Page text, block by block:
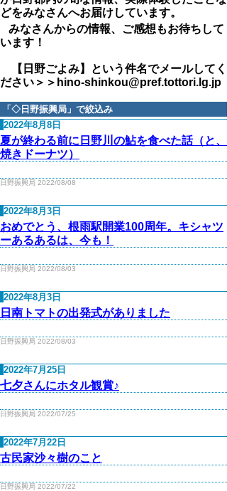
どをみなさんへお届けしています。
みなさんからの情報、ご感想もお待ちして
います！
【日野ごよみ】という件名でメールしてく
ださい＞＞hino-shinkou@pref.tottori.lg.jp
「◇日野振興局 」で絞込み
2022年8月8日
夏が終わる前に日野川の鮎を食べた話（と、
焼きドーナツ）
日野振興局 2022/08/08
2022年8月3日
おめでとう、根雨駅開業100周年。キシャツ
ーあるあるは、今も！
日野振興局 2022/08/03
2022年8月3日
日南トマトの出発式がありました
日野振興局 2022/08/03
2022年7月25日
七夕さんにホタル観賞♪
日野振興局 2022/07/25
2022年7月22日
古民家沙々樹のこと
日野振興局 2022/07/22